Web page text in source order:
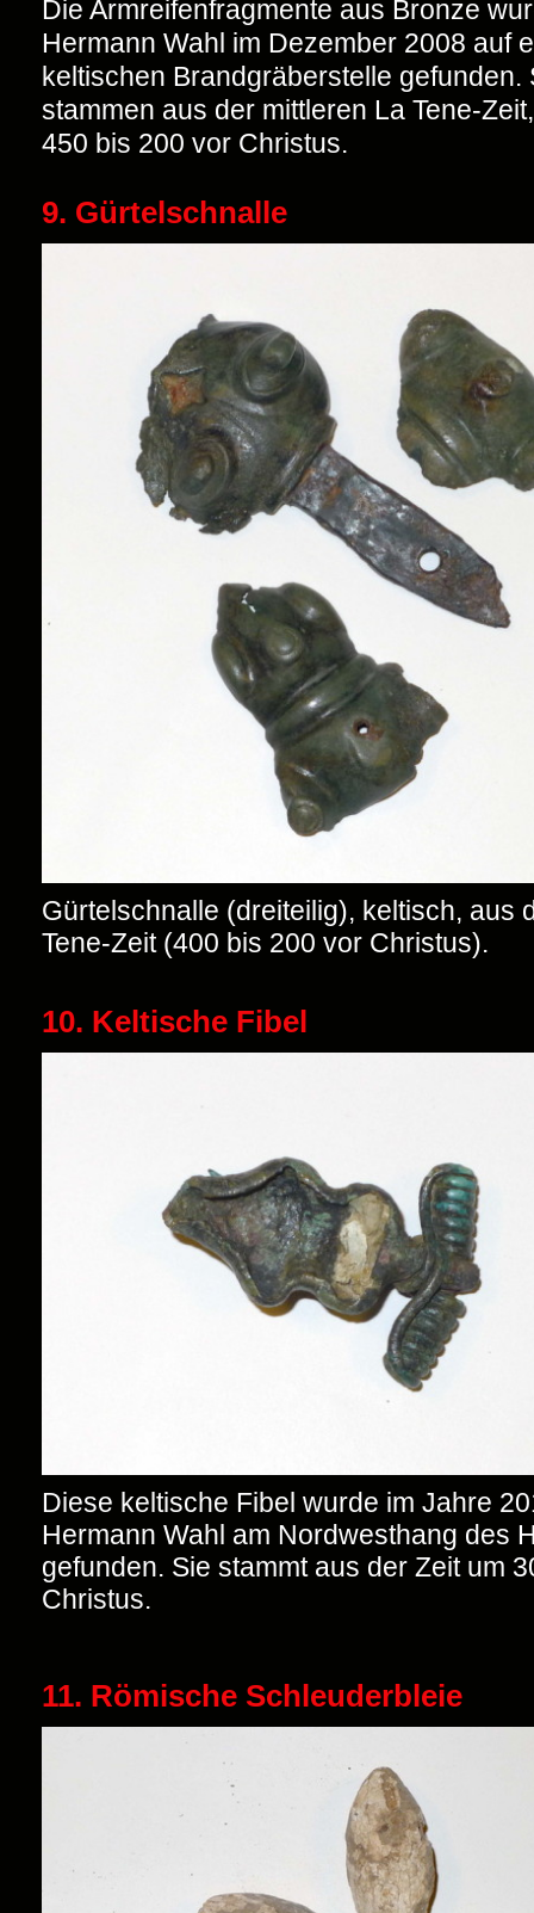
Die Armreifenfragmente aus Bronze
Hermann Wahl im Dezember 2008 auf
keltischen Brandgräberstelle gefunden.
stammen aus der mittleren La Tene-
450 bis 200 vor Christus.
9. Gürtelschnalle
Gürtelschnalle (dreiteilig), keltisch, aus
Tene-Zeit (400 bis 200 vor Christus).
10. Keltische Fibel
Diese keltische Fibel wurde im Jahre
Hermann Wahl am Nordwesthang des
gefunden. Sie stammt aus der Zeit um
Christus.
11. Römische Schleuderbleie